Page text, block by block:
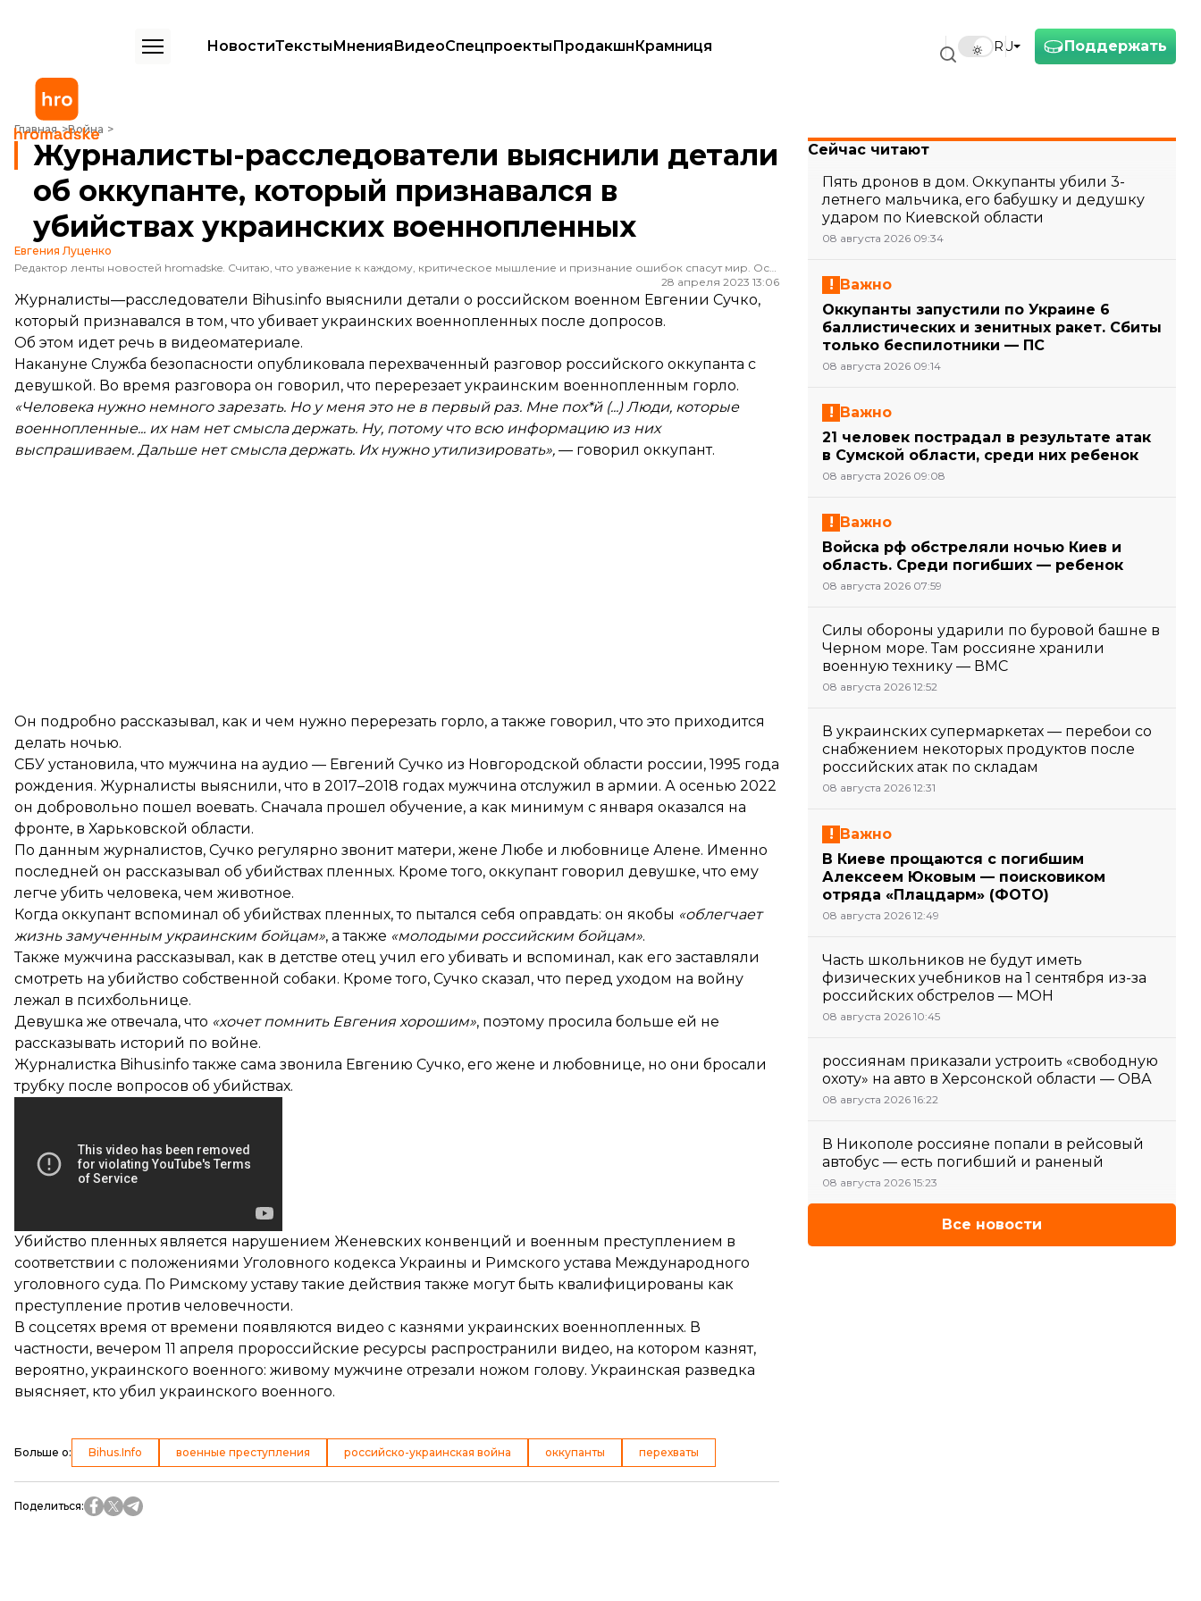
Поддержать
RU
НовостиТекстыМненияВидеоСпецпроектыПродакшнКрамниця
Главная Война
Журналисты-расследователи выяснили детали об оккупанте, который признавался в убийствах украинских военнопленных
Журналисты-расследователи выяснили детали
об оккупанте, который признавался в
убийствах украинских военнопленных
Евгения Луценко
Редактор ленты новостей hromadske. Считаю, что уважение к каждому, критическое мышление и признание ошибок спасут мир. Особенно люблю новости о науке и космос
28 апреля 2023 13:06
Журналисты—расследователи Bihus.info выяснили детали о российском военном Евгении Сучко,
который признавался в том, что убивает украинских военнопленных после допросов.
Об этом идет речь в видеоматериале.
Накануне Служба безопасности опубликовала перехваченный разговор российского оккупанта с
девушкой. Во время разговора он говорил, что перерезает украинским военнопленным горло.
«Человека нужно немного зарезать. Но у меня это не в первый раз. Мне пох*й (...) Люди, которые
военнопленные... их нам нет смысла держать. Ну, потому что всю информацию из них
выспрашиваем. Дальше нет смысла держать. Их нужно утилизировать», — говорил оккупант.
Он подробно рассказывал, как и чем нужно перерезать горло, а также говорил, что это приходится
делать ночью.
СБУ установила, что мужчина на аудио — Евгений Сучко из Новгородской области россии, 1995 года
рождения. Журналисты выяснили, что в 2017–2018 годах мужчина отслужил в армии. А осенью 2022
он добровольно пошел воевать. Сначала прошел обучение, а как минимум с января оказался на
фронте, в Харьковской области.
По данным журналистов, Сучко регулярно звонит матери, жене Любе и любовнице Алене. Именно
последней он рассказывал об убийствах пленных. Кроме того, оккупант говорил девушке, что ему
легче убить человека, чем животное.
Когда оккупант вспоминал об убийствах пленных, то пытался себя оправдать: он якобы «облегчает
жизнь замученным украинским бойцам», а также «молодыми российским бойцам».
Также мужчина рассказывал, как в детстве отец учил его убивать и вспоминал, как его заставляли
смотреть на убийство собственной собаки. Кроме того, Сучко сказал, что перед уходом на войну
лежал в психбольнице.
Девушка же отвечала, что «хочет помнить Евгения хорошим», поэтому просила больше ей не
рассказывать историй по войне.
Журналистка Bihus.info также сама звонила Евгению Сучко, его жене и любовнице, но они бросали
трубку после вопросов об убийствах.
Убийство пленных является нарушением Женевских конвенций и военным преступлением в
соответствии с положениями Уголовного кодекса Украины и Римского устава Международного
уголовного суда. По Римскому уставу такие действия также могут быть квалифицированы как
преступление против человечности.
В соцсетях время от времени появляются видео с казнями украинских военнопленных. В
частности, вечером 11 апреля пророссийские ресурсы распространили видео, на котором казнят,
вероятно, украинского военного: живому мужчине отрезали ножом голову. Украинская разведка
выясняет, кто убил украинского военного.
Больше о: Bihus.Info военные преступления российско-украинская война оккупанты перехваты
Поделиться:
Сейчас читают
Пять дронов в дом. Оккупанты убили 3-
летнего мальчика, его бабушку и дедушку
ударом по Киевской области
08 августа 2026 09:34
Важно
Оккупанты запустили по Украине 6
баллистических и зенитных ракет. Сбиты
только беспилотники — ПС
08 августа 2026 09:14
Важно
21 человек пострадал в результате атак
в Сумской области, среди них ребенок
08 августа 2026 09:08
Важно
Войска рф обстреляли ночью Киев и
область. Среди погибших — ребенок
08 августа 2026 07:59
Силы обороны ударили по буровой башне в
Черном море. Там россияне хранили
военную технику — ВМС
08 августа 2026 12:52
В украинских супермаркетах — перебои со
снабжением некоторых продуктов после
российских атак по складам
08 августа 2026 12:31
Важно
В Киеве прощаются с погибшим
Алексеем Юковым — поисковиком
отряда «Плацдарм» (ФОТО)
08 августа 2026 12:49
Часть школьников не будут иметь
физических учебников на 1 сентября из-за
российских обстрелов — МОН
08 августа 2026 10:45
россиянам приказали устроить «свободную
охоту» на авто в Херсонской области — ОВА
08 августа 2026 16:22
В Никополе россияне попали в рейсовый
автобус — есть погибший и раненый
08 августа 2026 15:23
Все новости